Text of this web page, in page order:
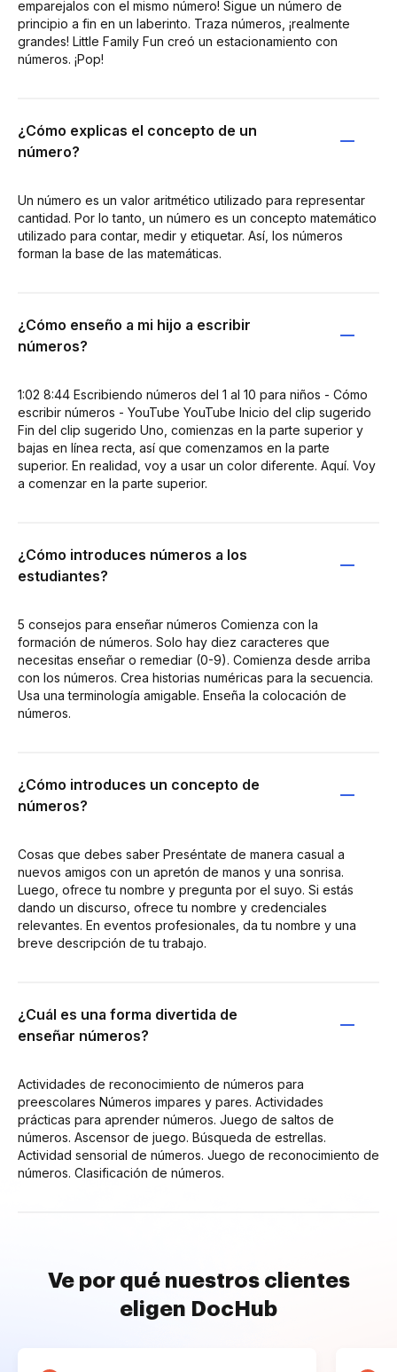
emparejalos con el mismo número! Sigue un número de
principio a fin en un laberinto. Traza números, ¡realmente
grandes! Little Family Fun creó un estacionamiento con
números. ¡Pop!
¿Cómo explicas el concepto de un
número?
Un número es un valor aritmético utilizado para representar
cantidad. Por lo tanto, un número es un concepto matemático
utilizado para contar, medir y etiquetar. Así, los números
forman la base de las matemáticas.
¿Cómo enseño a mi hijo a escribir
números?
1:02 8:44 Escribiendo números del 1 al 10 para niños - Cómo
escribir números - YouTube YouTube Inicio del clip sugerido
Fin del clip sugerido Uno, comienzas en la parte superior y
bajas en línea recta, así que comenzamos en la parte
superior. En realidad, voy a usar un color diferente. Aquí. Voy
a comenzar en la parte superior.
¿Cómo introduces números a los
estudiantes?
5 consejos para enseñar números Comienza con la
formación de números. Solo hay diez caracteres que
necesitas enseñar o remediar (0-9). Comienza desde arriba
con los números. Crea historias numéricas para la secuencia.
Usa una terminología amigable. Enseña la colocación de
números.
¿Cómo introduces un concepto de
números?
Cosas que debes saber Preséntate de manera casual a
nuevos amigos con un apretón de manos y una sonrisa.
Luego, ofrece tu nombre y pregunta por el suyo. Si estás
dando un discurso, ofrece tu nombre y credenciales
relevantes. En eventos profesionales, da tu nombre y una
breve descripción de tu trabajo.
¿Cuál es una forma divertida de
enseñar números?
Actividades de reconocimiento de números para
preescolares Números impares y pares. Actividades
prácticas para aprender números. Juego de saltos de
números. Ascensor de juego. Búsqueda de estrellas.
Actividad sensorial de números. Juego de reconocimiento de
números. Clasificación de números.
Ve por qué nuestros clientes
eligen DocHub